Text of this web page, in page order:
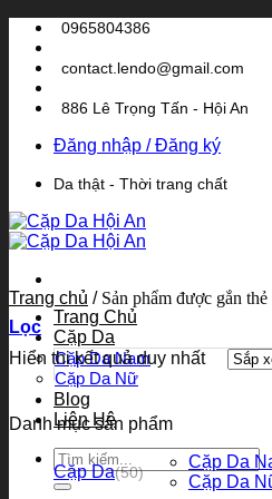
qua
dung
0965804386
contact.lendo@gmail.com
886 Lê Trọng Tấn - Hội An
Đăng nhập / Đăng ký
Da thật - Thời trang chất
Trang Chủ
Cặp Da
Cặp Da Nam
Cặp Da Nữ
Blog
Liên Hệ
Tìm
kiếm:
Trang chủ /Sản phẩm được gắn thẻ
Lọc
Hiển thị kết quả duy nhất
Danh mục sản phẩm
Cặp Da(50)
Cặp Da
Cặp Da